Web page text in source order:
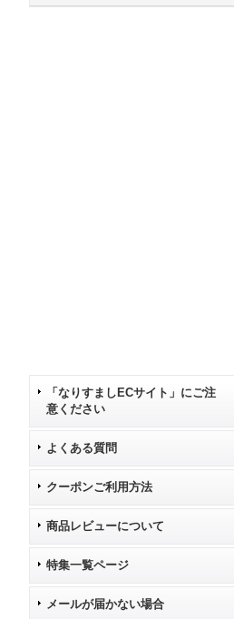
「なりすましECサイト」にご注
意ください
よくある質問
クーポンご利用方法
商品レビューについて
特集一覧ページ
メールが届かない場合